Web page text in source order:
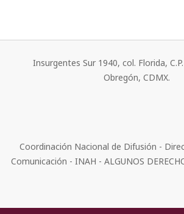
Insurgentes Sur 1940, col. Florida,
Obregón, CDMX.
Coordinación Nacional de Difusión -
Comunicación - INAH - ALGUNOS